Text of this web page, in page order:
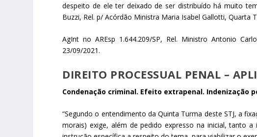
despeito de ele ter deixado de ser distribuído há muito
Buzzi, Rel. p/ Acórdão Ministra Maria Isabel Gallotti, Quarta
AgInt no AREsp 1.644.209/SP, Rel. Ministro Antonio
23/09/2021.
DIREITO PROCESSUAL PENAL –
Condenação criminal. Efeito extrapenal. Indenização
“Segundo o entendimento da Quinta Turma deste STJ, a
morais) exige, além de pedido expresso na inicial, tanto